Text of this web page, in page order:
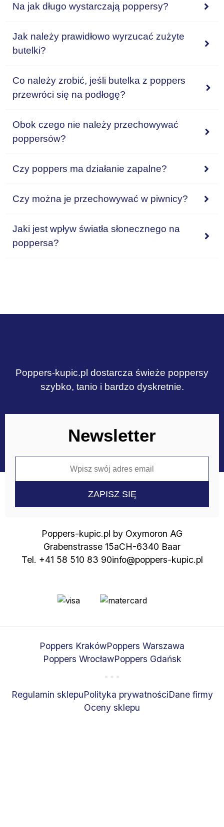
Na jak długo wystarczają poppersy?
Jak należy prawidłowo wyrzucać zużyte
butelki?
Co należy zrobić, jeśli butelka z poppers
przewróci się na podłogę?
Obok czego nie należy przechowywać
poppersów?
Czy poppers ma działanie zapalne?
Czy można je przechowywać w piwnicy?
Jaki jest wpływ światła słonecznego na
poppersa?
Poppers-kupic.pl dostarcza świeże poppersy
szybko, tanio i bardzo dyskretnie.
Newsletter
Poppers-kupic.pl by Oxymoron AG
Grabenstrasse 15aCH-6340 Baar
Tel. +41 58 510 83 90info@poppers-kupic.pl
Poppers KrakówPoppers Warszawa
Poppers WrocławPoppers Gdańsk
Regulamin sklepuPolityka prywatnościDane firmy
Oceny sklepu